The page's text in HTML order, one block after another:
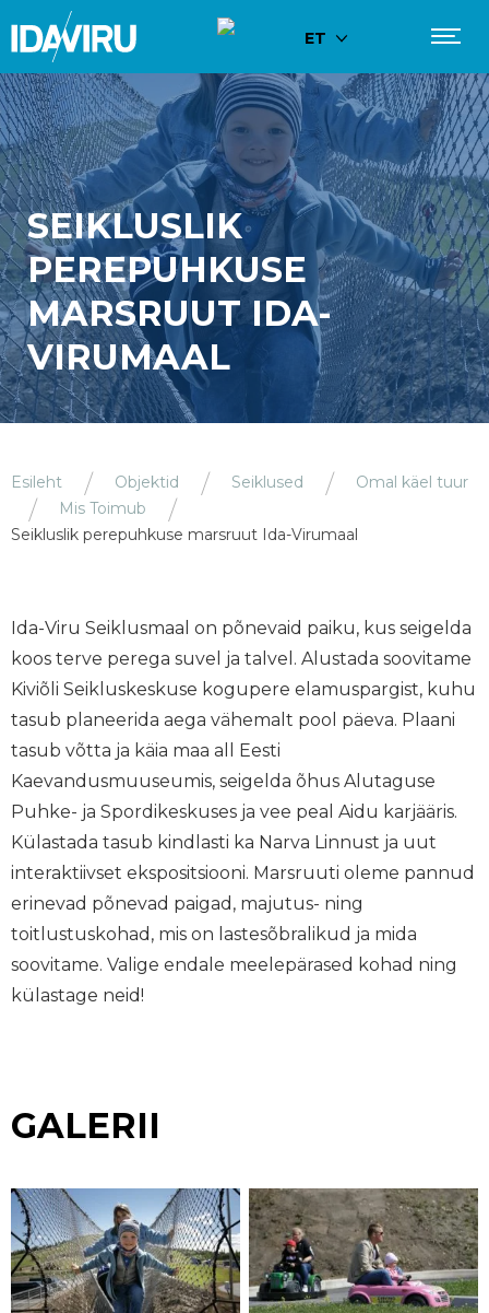
ET
SEIKLUSLIK
PEREPUHKUSE
MARSRUUT IDA-
VIRUMAAL
Esileht Objektid Seiklused
Omal käel tuur
Mis Toimub
Seikluslik perepuhkuse marsruut Ida-Virumaal
Ida-Viru Seiklusmaal on põnevaid paiku, kus seigelda
koos terve perega suvel ja talvel. Alustada soovitame
Kiviõli Seikluskeskuse kogupere elamuspargist, kuhu
tasub planeerida aega vähemalt pool päeva. Plaani
tasub võtta ja käia maa all Eesti
Kaevandusmuuseumis, seigelda õhus Alutaguse
Puhke- ja Spordikeskuses ja vee peal Aidu karjääris.
Külastada tasub kindlasti ka Narva Linnust ja uut
interaktiivset ekspositsiooni. Marsruuti oleme pannud
erinevad põnevad paigad, majutus- ning
toitlustuskohad, mis on lastesõbralikud ja mida
soovitame. Valige endale meelepärased kohad ning
külastage neid!
GALERII